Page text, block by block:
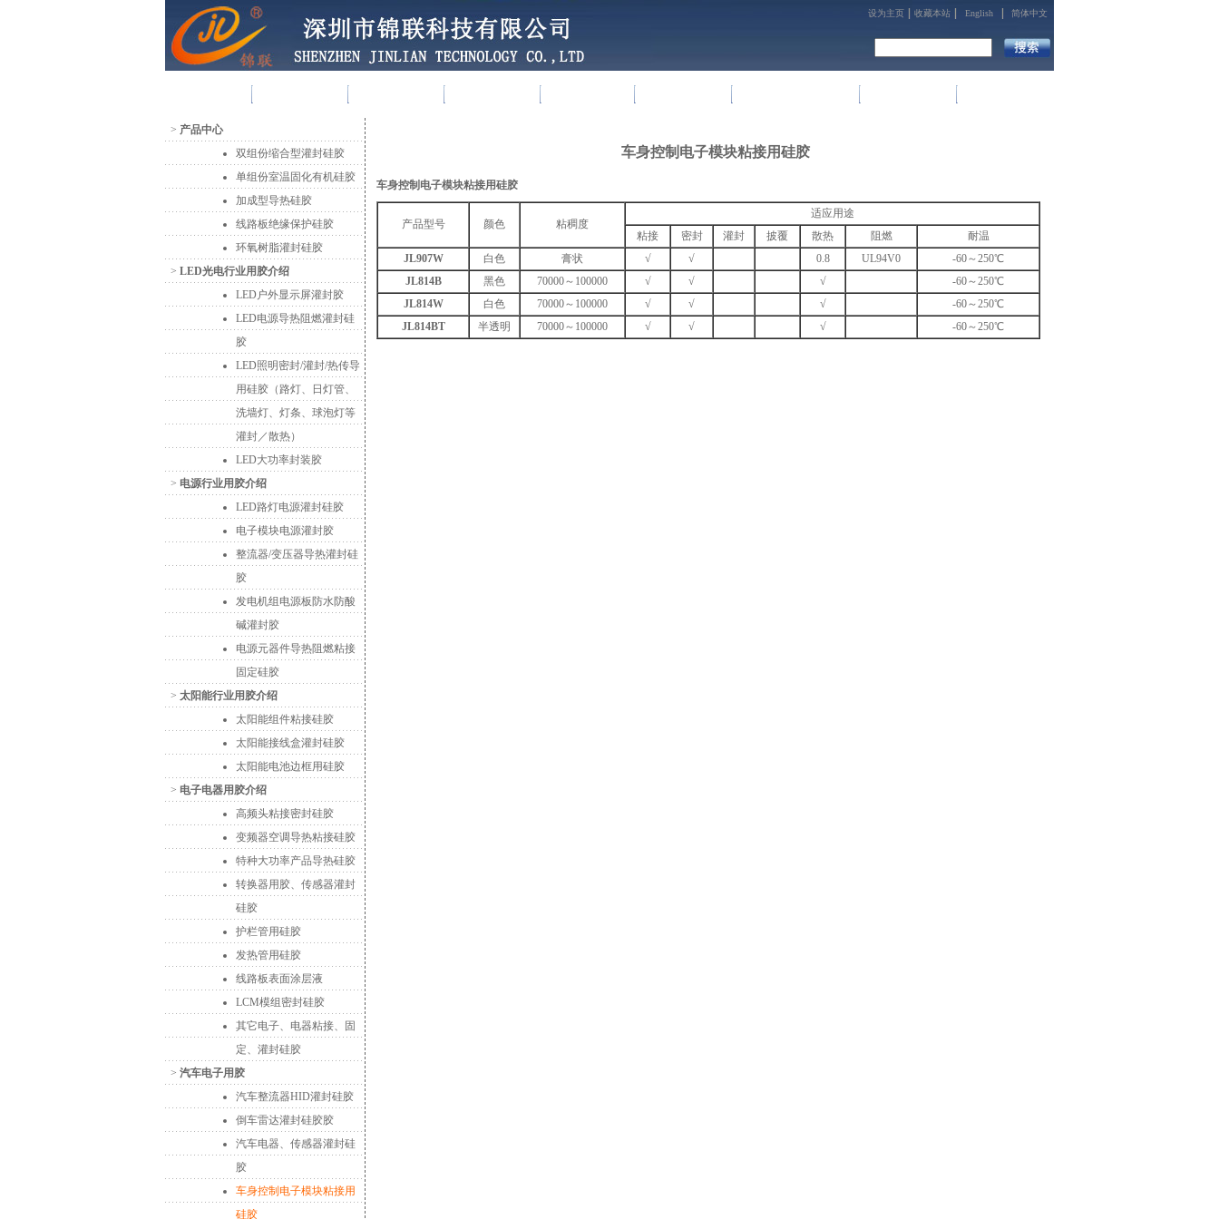
设为主页 收藏本站 English 简体中文
> 产品中心
双组份缩合型灌封硅胶
单组份室温固化有机硅胶
加成型导热硅胶
线路板绝缘保护硅胶
环氧树脂灌封硅胶
> LED光电行业用胶介绍
LED户外显示屏灌封胶
LED电源导热阻燃灌封硅
胶
LED照明密封/灌封/热传导
用硅胶（路灯、日灯管、
洗墙灯、灯条、球泡灯等
灌封／散热）
LED大功率封装胶
> 电源行业用胶介绍
LED路灯电源灌封硅胶
电子模块电源灌封胶
整流器/变压器导热灌封硅
胶
发电机组电源板防水防酸
碱灌封胶
电源元器件导热阻燃粘接
固定硅胶
> 太阳能行业用胶介绍
太阳能组件粘接硅胶
太阳能接线盒灌封硅胶
太阳能电池边框用硅胶
> 电子电器用胶介绍
高频头粘接密封硅胶
变频器空调导热粘接硅胶
特种大功率产品导热硅胶
转换器用胶、传感器灌封
硅胶
护栏管用硅胶
发热管用硅胶
线路板表面涂层液
LCM模组密封硅胶
其它电子、电器粘接、固
定、灌封硅胶
> 汽车电子用胶
汽车整流器HID灌封硅胶
倒车雷达灌封硅胶胶
汽车电器、传感器灌封硅
胶
车身控制电子模块粘接用
硅胶
车身控制电子模块粘接用硅胶
车身控制电子模块粘接用硅胶
产品型号 颜色 粘稠度
适应用途
粘接
密封 灌封 披覆 散热 阻燃
耐温
JL907W
白色 膏状 √ √ 0.8 UL94V0
-60～250℃
JL814B
黑色 70000～100000 √ √ √
-60～250℃
JL814W
白色 70000～100000 √ √ √
-60～250℃
JL814BT
半透明 70000～100000 √ √ √ -60～250℃